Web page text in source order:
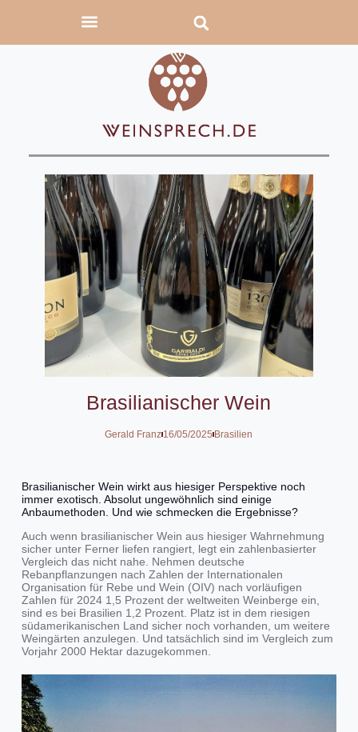
Brasilianischer Wein
Gerald Franz16/05/2025 Brasilien
Brasilianischer Wein wirkt aus hiesiger Perspektive noch
immer exotisch. Absolut ungewöhnlich sind einige
Anbaumethoden. Und wie schmecken die Ergebnisse?
Auch wenn brasilianischer Wein aus hiesiger Wahrnehmung
sicher unter Ferner liefen rangiert, legt ein zahlenbasierter
Vergleich das nicht nahe. Nehmen deutsche
Rebanpflanzungen nach Zahlen der Internationalen
Organisation für Rebe und Wein (OIV) nach vorläufigen
Zahlen für 2024 1,5 Prozent der weltweiten Weinberge ein,
sind es bei Brasilien 1,2 Prozent. Platz ist in dem riesigen
südamerikanischen Land sicher noch vorhanden, um weitere
Weingärten anzulegen. Und tatsächlich sind im Vergleich zum
Vorjahr 2000 Hektar dazugekommen.